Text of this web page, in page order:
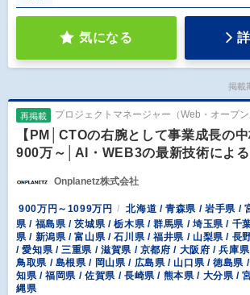
気になる
掲載
再掲載 プロジェクトマネージャー（Web・オープン
【PM│CTOの右腕として事業成長の
900万～│AI・WEB3の最新技術によ
Onplanetz株式会社
900万円～1099万円
北海道 / 青森県 / 岩手県 /
県 / 福島県 / 茨城県 / 栃木県 / 群馬県 / 埼玉県 / 千
県 / 新潟県 / 富山県 / 石川県 / 福井県 / 山梨県 / 長
/ 愛知県 / 三重県 / 滋賀県 / 京都府 / 大阪府 / 兵庫
鳥取県 / 島根県 / 岡山県 / 広島県 / 山口県 / 徳島県
知県 / 福岡県 / 佐賀県 / 長崎県 / 熊本県 / 大分県 /
縄県